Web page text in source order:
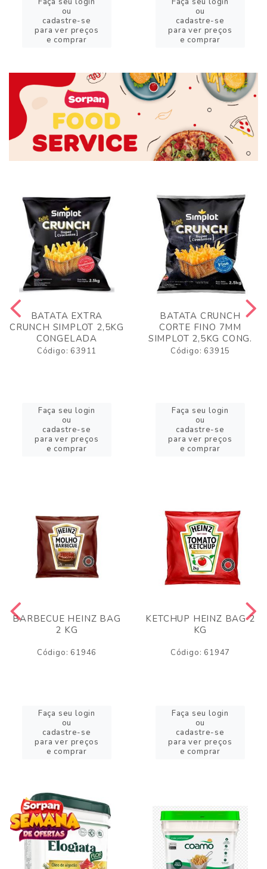
ou
cadastre-se
para ver preços
e comprar
ou
cadastre-se
para ver preços
e comprar
BATATA EXTRA
CRUNCH SIMPLOT 2,5KG
CONGELADA
Código: 63911
Faça seu login
ou
cadastre-se
para ver preços
e comprar
BATATA CRUNCH
CORTE FINO 7MM
SIMPLOT 2,5KG CONG.
Código: 63915
Faça seu login
ou
cadastre-se
para ver preços
e comprar
BARBECUE HEINZ BAG
2 KG
Código: 61946
Faça seu login
ou
cadastre-se
para ver preços
e comprar
KETCHUP HEINZ BAG 2
KG
Código: 61947
Faça seu login
ou
cadastre-se
para ver preços
e comprar